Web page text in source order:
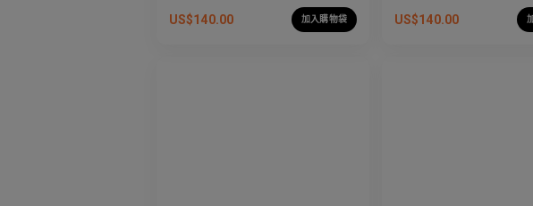
US$140.00 加入購物袋 US$140.00